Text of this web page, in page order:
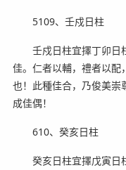
5109、壬戍日柱
壬戍日柱宜擇丁卯日
佳。仁者以輔，禮者以配
也！此種佳合，乃俊美崇
成佳偶！
610、癸亥日柱
癸亥日柱宜擇戊寅日柱